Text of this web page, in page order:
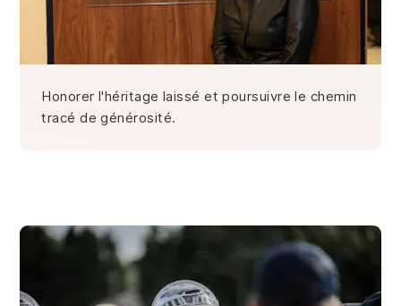
Honorer l'héritage laissé et poursuivre le chemin
tracé de générosité.